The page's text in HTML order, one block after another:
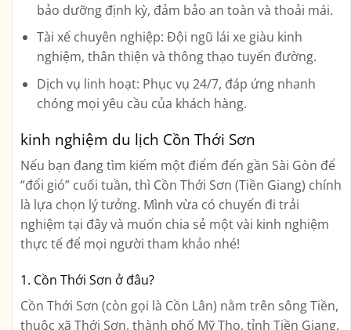
bảo dưỡng định kỳ, đảm bảo an toàn và thoải mái.
Tài xế chuyên nghiệp: Đội ngũ lái xe giàu kinh
nghiệm, thân thiện và thông thạo tuyến đường.
Dịch vụ linh hoạt: Phục vụ 24/7, đáp ứng nhanh
chóng mọi yêu cầu của khách hàng.
kinh nghiệm du lịch Cồn Thới Sơn
Nếu bạn đang tìm kiếm một điểm đến gần Sài Gòn để
“đổi gió” cuối tuần, thì Cồn Thới Sơn (Tiền Giang) chính
là lựa chọn lý tưởng. Mình vừa có chuyến đi trải
nghiệm tại đây và muốn chia sẻ một vài kinh nghiệm
thực tế để mọi người tham khảo nhé!
1. Cồn Thới Sơn ở đâu?
Cồn Thới Sơn (còn gọi là Cồn Lân) nằm trên sông Tiền,
thuộc xã Thới Sơn, thành phố Mỹ Tho, tỉnh Tiền Giang.